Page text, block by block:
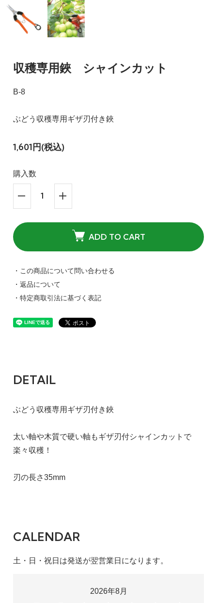
収穫専用鋏 シャインカット
B-8
ぶどう収穫専用ギザ刃付き鋏
1,601円(税込)
購入数
ADD TO CART
・この商品について問い合わせる
・返品について
・特定商取引法に基づく表記
DETAIL
ぶどう収穫専用ギザ刃付き鋏
太い軸や木質で硬い軸もギザ刃付シャインカットで
楽々収穫！
刃の長さ35mm
CALENDAR
土・日・祝日は発送が翌営業日になります。
2026年8月